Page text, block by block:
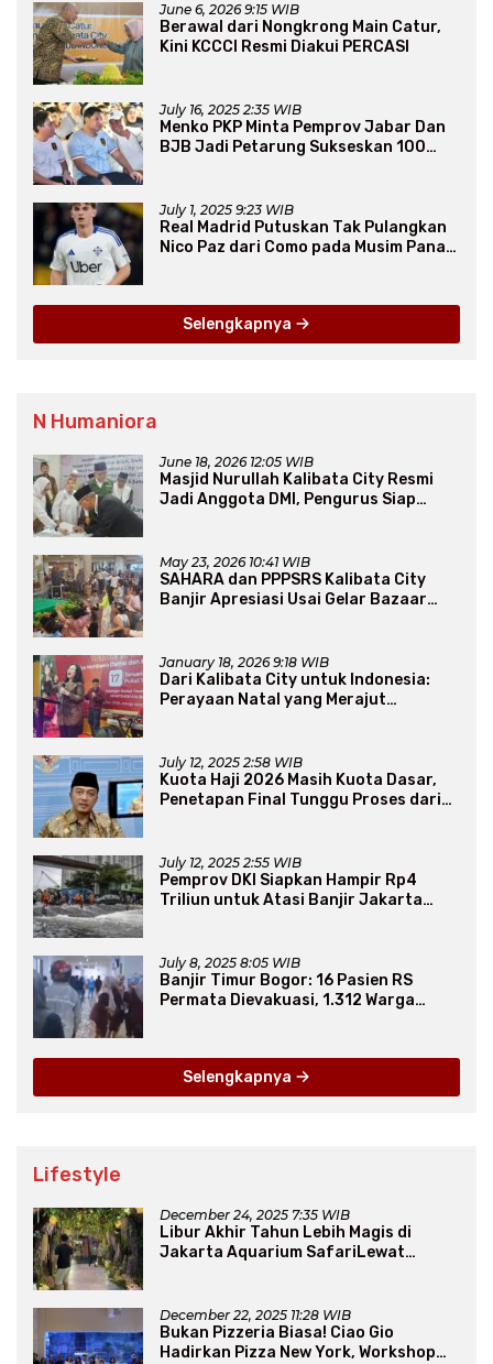
June 6, 2026 9:15 WIB
Berawal dari Nongkrong Main Catur,
Kini KCCCI Resmi Diakui PERCASI
July 16, 2025 2:35 WIB
Menko PKP Minta Pemprov Jabar Dan
BJB Jadi Petarung Sukseskan 100
July 1, 2025 9:23 WIB
Real Madrid Putuskan Tak Pulangkan
Nico Paz dari Como pada Musim Panas
Selengkapnya
N Humaniora
June 18, 2026 12:05 WIB
Masjid Nurullah Kalibata City Resmi
Jadi Anggota DMI, Pengurus Siap
May 23, 2026 10:41 WIB
SAHARA dan PPPSRS Kalibata City
Banjir Apresiasi Usai Gelar Bazaar
January 18, 2026 9:18 WIB
Dari Kalibata City untuk Indonesia:
Perayaan Natal yang Merajut
July 12, 2025 2:58 WIB
Kuota Haji 2026 Masih Kuota Dasar,
Penetapan Final Tunggu Proses dari
July 12, 2025 2:55 WIB
Pemprov DKI Siapkan Hampir Rp4
Triliun untuk Atasi Banjir Jakarta
July 8, 2025 8:05 WIB
Banjir Timur Bogor: 16 Pasien RS
Permata Dievakuasi, 1.312 Warga
Selengkapnya
Lifestyle
December 24, 2025 7:35 WIB
Libur Akhir Tahun Lebih Magis di
Jakarta Aquarium SafariLewat
December 22, 2025 11:28 WIB
Bukan Pizzeria Biasa! Ciao Gio
Hadirkan Pizza New York, Workshop